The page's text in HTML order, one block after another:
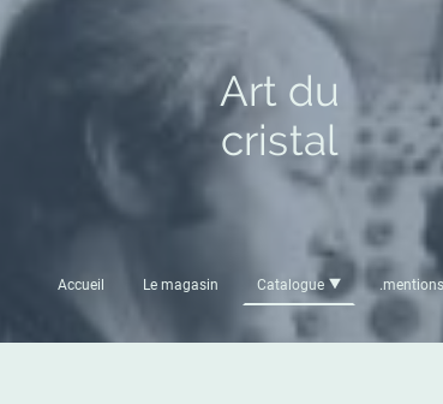
Art du
cristal
Accueil Le magasin Catalogue